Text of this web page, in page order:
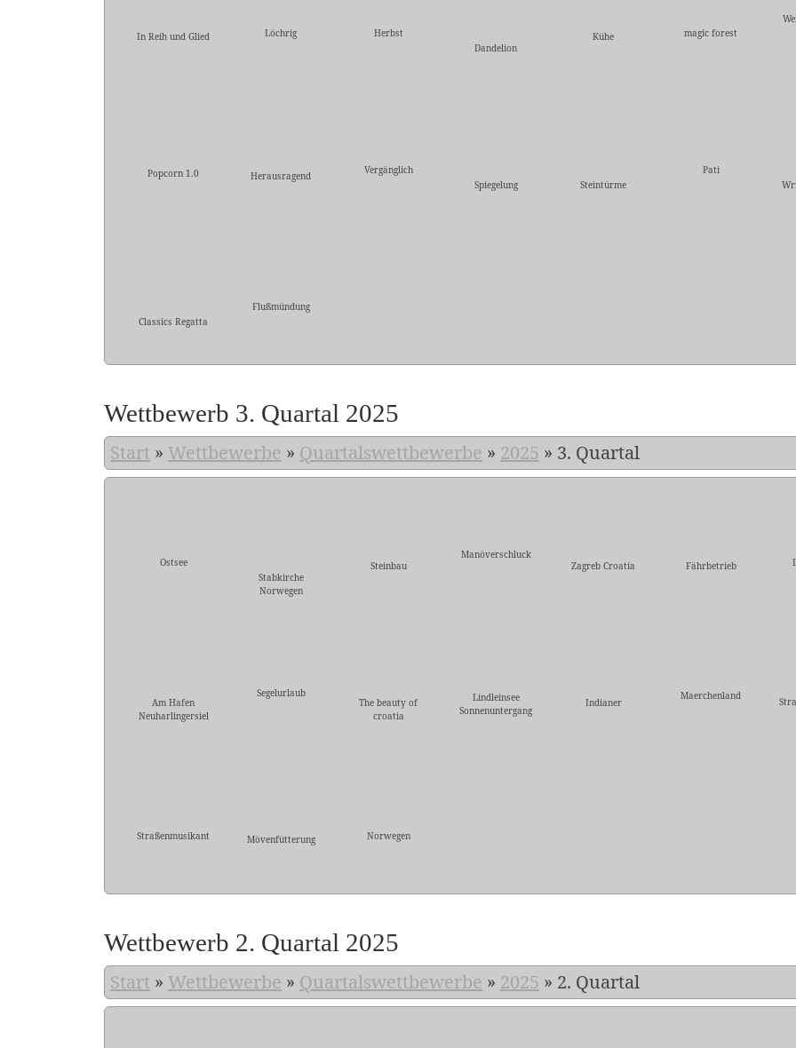
In Reih und Glied Löchrig
Herbst
Dandelion
Kühe magic forest
Popcorn 1.0 Herausragend
Vergänglich
Spiegelung
Steintürme
Pati
Classics Regatta
Flußmündung
Wettbewerb 3. Quartal 2025
Start » Wettbewerbe » Quartalswettbewerbe » 2025 » 3. Quartal
Ostsee
Stabkirche
Norwegen
Steinbau
Manöverschluck
Zagreb Croatia
Fährbetrieb
Am Hafen
Neuharlingersiel
Segelurlaub
The beauty of
croatia
Lindleinsee
Sonnenuntergang
Indianer
Maerchenland
Straßenmusikant Mövenfütterung Norwegen
Wettbewerb 2. Quartal 2025
Start » Wettbewerbe » Quartalswettbewerbe » 2025 » 2. Quartal